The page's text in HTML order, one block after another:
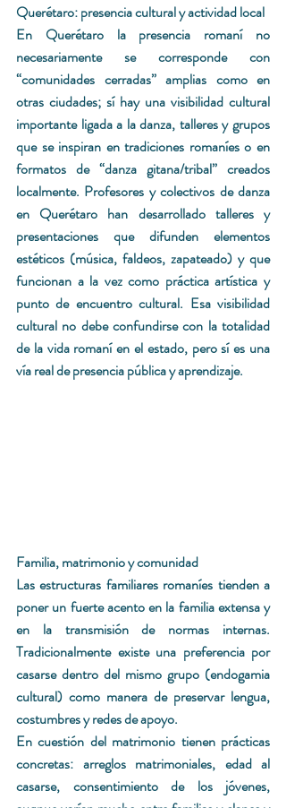
Querétaro: presencia cultural y actividad local
En Querétaro la presencia romaní no
necesariamente se corresponde con
“comunidades cerradas” amplias como en
otras ciudades; sí hay una visibilidad cultural
importante ligada a la danza, talleres y grupos
que se inspiran en tradiciones romaníes o en
formatos de “danza gitana/tribal” creados
localmente. Profesores y colectivos de danza
en Querétaro han desarrollado talleres y
presentaciones que difunden elementos
estéticos (música, faldeos, zapateado) y que
funcionan a la vez como práctica artística y
punto de encuentro cultural. Esa visibilidad
cultural no debe confundirse con la totalidad
de la vida romaní en el estado, pero sí es una
vía real de presencia pública y aprendizaje.
Familia, matrimonio y comunidad
Las estructuras familiares romaníes tienden a
poner un fuerte acento en la familia extensa y
en la transmisión de normas internas.
Tradicionalmente existe una preferencia por
casarse dentro del mismo grupo (endogamia
cultural) como manera de preservar lengua,
costumbres y redes de apoyo.
En cuestión del matrimonio tienen prácticas
concretas: arreglos matrimoniales, edad al
casarse, consentimiento de los jóvenes,